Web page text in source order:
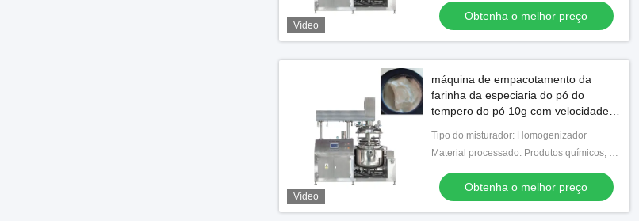
Vídeo
Obtenha o melhor preço
Vídeo
máquina de empacotamento da
farinha da especiaria do pó do
tempero do pó 10g com velocidade
Tipo do misturador: Homogenizador
Material processado: Produtos químicos, alimento, medicina
Obtenha o melhor preço